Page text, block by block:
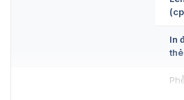
Máy in thẻ Entrust Sigma
In